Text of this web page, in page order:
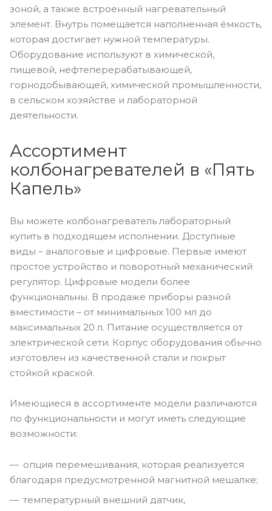
зоной, а также встроенный нагревательный
элемент. Внутрь помещается наполненная ёмкость,
которая достигает нужной температуры.
Оборудование используют в химической,
пищевой, нефтеперерабатывающей,
горнодобывающей, химической промышленности,
в сельском хозяйстве и лабораторной
деятельности.
Ассортимент
колбонагревателей в «Пять
Капель»
Вы можете колбонагреватель лабораторный
купить в подходящем исполнении. Доступные
виды – аналоговые и цифровые. Первые имеют
простое устройство и поворотный механический
регулятор. Цифровые модели более
функциональны. В продаже приборы разной
вместимости – от минимальных 100 мл до
максимальных 20 л. Питание осуществляется от
электрической сети. Корпус оборудования обычно
изготовлен из качественной стали и покрыт
стойкой краской.
Имеющиеся в ассортименте модели различаются
по функциональности и могут иметь следующие
возможности:
опция перемешивания, которая реализуется
благодаря предусмотренной магнитной мешалке;
температурный внешний датчик,